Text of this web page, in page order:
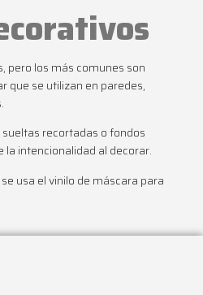
pero los más comunes son
que se utilizan en paredes,
recortadas o fondos
intencionalidad al decorar.
usa el vinilo de máscara para